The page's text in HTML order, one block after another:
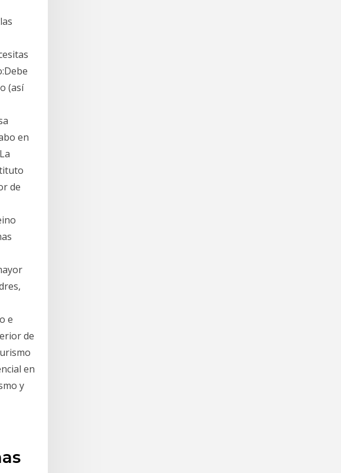
(así
en
de
e
de
en
y